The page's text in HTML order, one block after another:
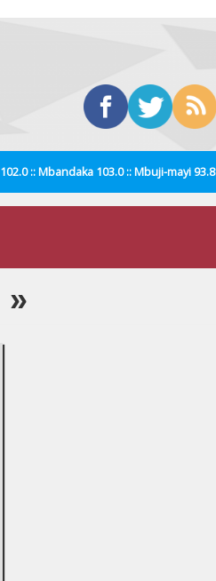
:: Mbandaka 103.0 :: Mbuji-mayi 93.8
»